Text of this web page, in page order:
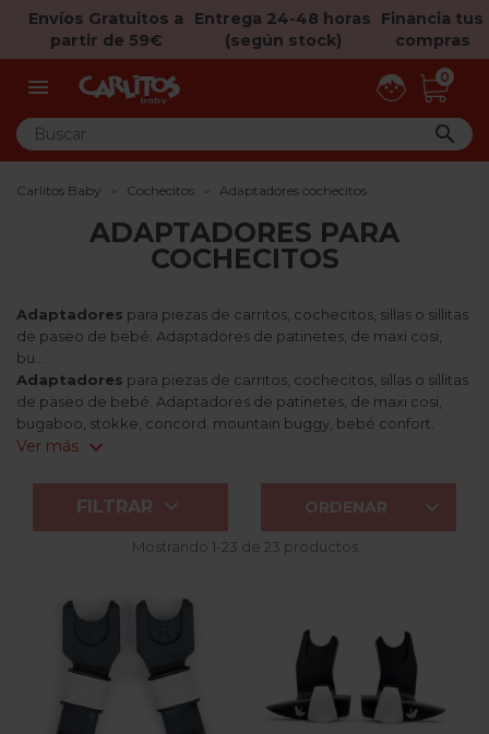
Envíos Gratuitos a
partir de 59€
Entrega 24-48 horas
(según stock)
Financia tus
compras
 0

Carlitos Baby Cochecitos Adaptadores cochecitos
ADAPTADORES PARA
COCHECITOS
Adaptadores para piezas de carritos, cochecitos, sillas o sillitas
de paseo de bebé. Adaptadores de patinetes, de maxi cosi,
bu...
Adaptadores para piezas de carritos, cochecitos, sillas o sillitas
de paseo de bebé. Adaptadores de patinetes, de maxi cosi,
bugaboo, stokke, concord. mountain buggy, bebé confort.
Ver más expand_more
ORDENAR 
FILTRAR 
Mostrando 1-23 de 23 productos